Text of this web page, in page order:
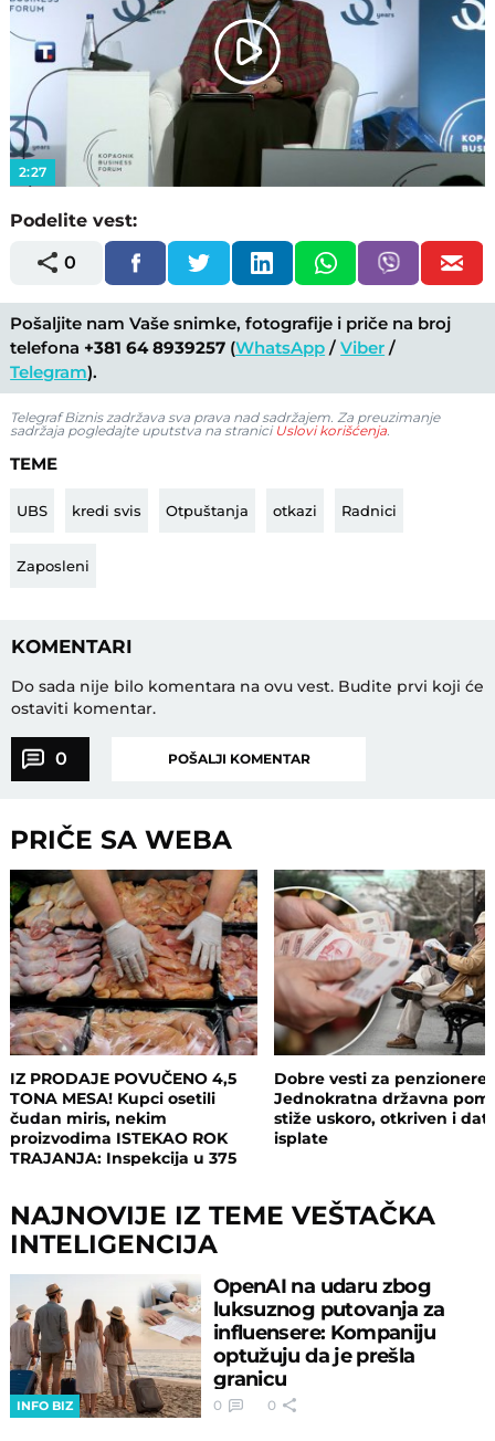
Play
Video
2:27
Podelite vest:
0
Pošaljite nam Vaše snimke, fotografije i priče na broj
telefona +381 64 8939257 (WhatsApp /Viber /
Telegram).
Telegraf Biznis zadržava sva prava nad sadržajem. Za preuzimanje
sadržaja pogledajte uputstva na stranici Uslovi korišćenja
TEME
UBS kredi svis Otpuštanja otkazi Radnici
Zaposleni
KOMENTARI
Do sada nije bilo komentara na ovu vest. Budite prvi koji će
ostaviti komentar.
0 POŠALJI KOMENTAR
PRIČE SA WEBA
IZ PRODAJE POVUČENO 4,5
TONA MESA! Kupci osetili
čudan miris, nekim
proizvodima ISTEKAO ROK
TRAJANJA: Inspekcija u 375
Dobre vesti za penzionere:
Jednokratna državna
stiže uskoro, otkriven i
isplate
NAJNOVIJE IZ TEME VEŠTAČKA
INTELIGENCIJA
INFO BIZ
OpenAI na udaru zbog
luksuznog putovanja za
influensere: Kompaniju
optužuju da je prešla
granicu
0 0